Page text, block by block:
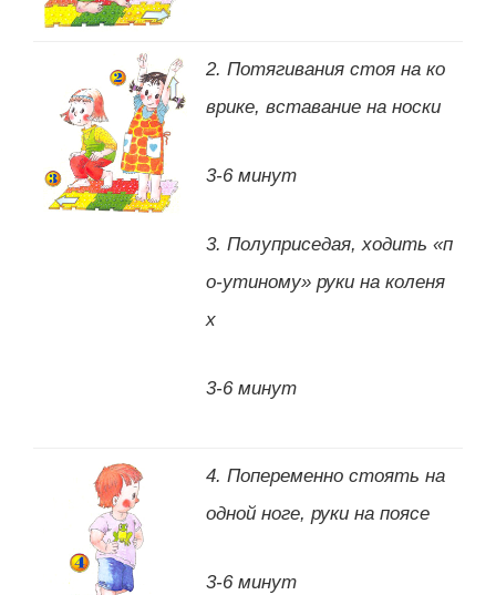
2. Потягивания стоя на ко
врике, вставание на носки
3-6 минут
3. Полуприседая, ходить «п
о-утиному» руки на коленя
х
3-6 минут
4. Попеременно стоять на
одной ноге, руки на поясе
3-6 минут